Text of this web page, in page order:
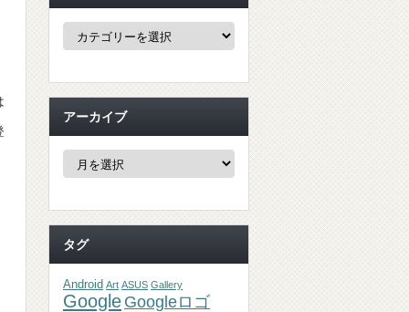
カ
ー
アーカイブ
ア
ブ
タグ
Android Art ASUS Gallery
Google Googleロゴ